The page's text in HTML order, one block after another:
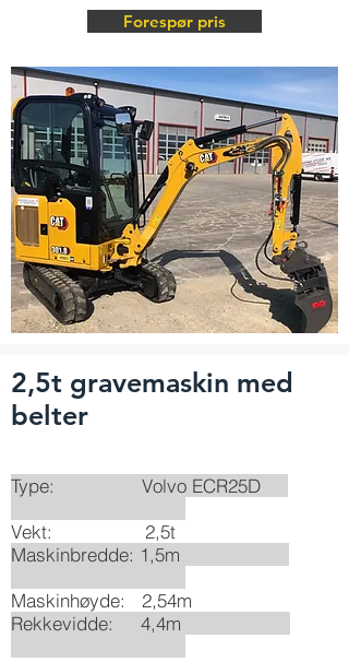
Forespør pris
2,5t gravemaskin med
belter
Type: Volvo ECR25D
Vekt: 2,5t
Maskinbredde: 1,5m
Maskinhøyde: 2,54m
Rekkevidde: 4,4m